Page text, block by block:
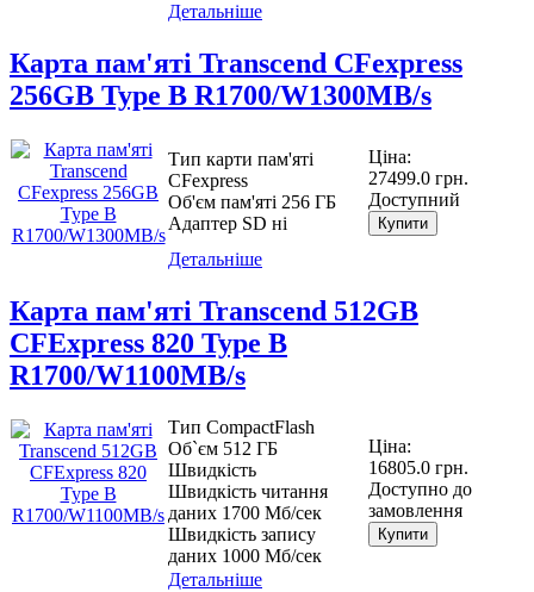
Детальніше
Карта пам'яті Transcend CFexpress
256GB Type B R1700/W1300MB/s
Тип карти пам'яті
CFexpress
Об'єм пам'яті 256 ГБ
Адаптер SD ні
Ціна:
27499.0 грн.
Доступний
Купити
Детальніше
Карта пам'яті Transcend 512GB
CFExpress 820 Type B
R1700/W1100MB/s
Тип CompactFlash
Об`єм 512 ГБ
Швидкість
Швидкість читання
даних 1700 Мб/сек
Швидкість запису
даних 1000 Мб/сек
Ціна:
16805.0 грн.
Доступно до
замовлення
Купити
Детальніше